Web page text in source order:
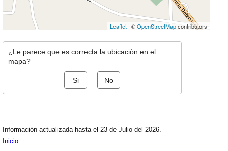
Leaflet | ©OpenStreetMapcontributors
¿Le parece que es correcta la ubicación en el
mapa?
Si No
Información actualizada hasta el 23 de Julio del 2026.
Inicio